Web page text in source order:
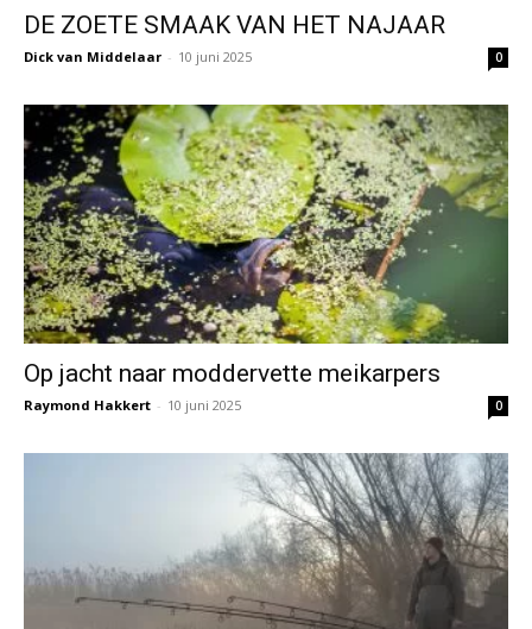
DE ZOETE SMAAK VAN HET NAJAAR
Dick van Middelaar - 10 juni 2025 0
Op jacht naar moddervette meikarpers
Raymond Hakkert - 10 juni 2025 0